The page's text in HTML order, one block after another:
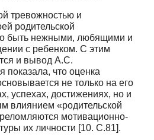
тревожностью и
родительской
быть нежными, любящими и
с ребенком. С этим
и вывод А.С.
показала, что оценка
не только на его
успехах, достижениях, но и
влиянием «родительской
мотивационно-
их личности [10. С.81].